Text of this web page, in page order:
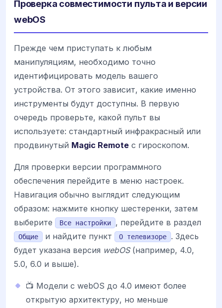
Проверка совместимости пульта и версии
webOS
Прежде чем приступать к любым
манипуляциям, необходимо точно
идентифицировать модель вашего
устройства. От этого зависит, какие именно
инструменты будут доступны. В первую
очередь проверьте, какой пульт вы
используете: стандартный инфракрасный или
продвинутый Magic Remote с гироскопом.
Для проверки версии программного
обеспечения перейдите в меню настроек.
Навигация обычно выглядит следующим
образом: нажмите кнопку шестеренки, затем
выберите
Все настройки , перейдите в раздел
Общие и найдите пункт О телевизоре
. Здесь
будет указана версия webOS(например, 4.0,
5.0, 6.0 и выше).
📺 Модели с webOS до 4.0 имеют более
открытую архитектуру, но меньше